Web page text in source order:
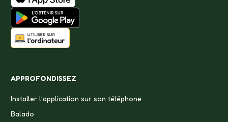
APPROFONDISSEZ
Installer l'application sur son téléphone
Balado